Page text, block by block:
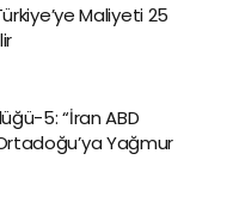
Maliyeti 25
5: “İran ABD
Yağmur